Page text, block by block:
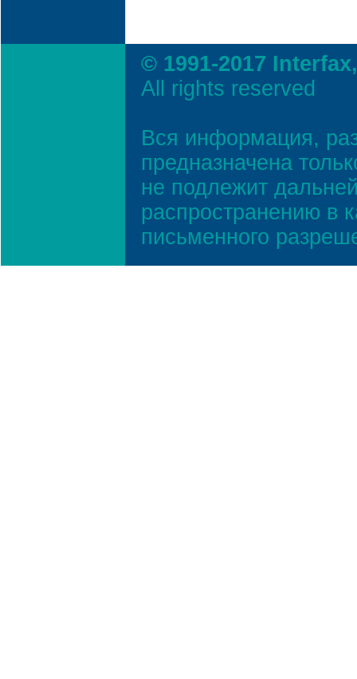
© 1991-2017
All rights reserved
Вся информация,
предназначена
не подлежит
распространению в
письменного